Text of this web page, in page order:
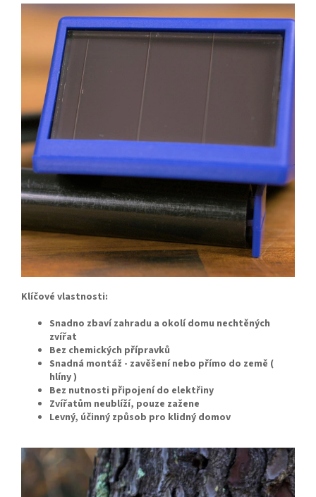
Klíčové vlastnosti:
Snadno zbaví zahradu a okolí domu nechtěných
zvířat
Bez chemických přípravků
Snadná montáž - zavěšení nebo přímo do země (
hlíny )
Bez nutnosti připojení do elektřiny
Zvířatům neublíží, pouze zažene
Levný, účinný způsob pro klidný domov